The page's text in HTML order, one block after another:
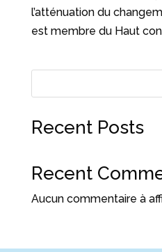
l’atténuation du
est membre du Haut
Recent Posts
Recent
Aucun commentaire à